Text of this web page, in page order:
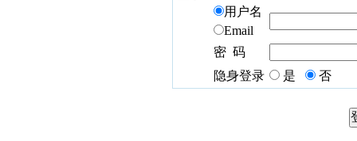
用户名
Email
密 码
隐身登录
是 否